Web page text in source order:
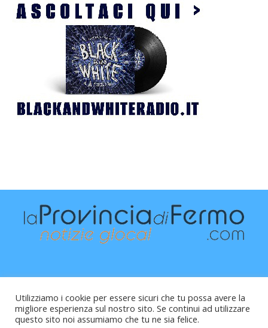
Utilizziamo i cookie per essere sicuri che tu possa avere la
migliore esperienza sul nostro sito. Se continui ad utilizzare
questo sito noi assumiamo che tu ne sia felice.